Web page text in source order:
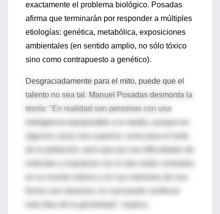
exactamente el problema biológico. Posadas
afirma que terminarán por responder a múltiples
etiologías: genética, metabólica, exposiciones
ambientales (en sentido amplio, no sólo tóxico
sino como contrapuesto a genético).
Desgraciadamente para el mito, puede que el
talento no sea tal. Manuel Posadas desmonta la
teoría: "En realidad son personas con una
inteligencia equiparable a la media, aunque en
algunos casos sea superior, como para el resto
esta idea de la genialidad", explica.